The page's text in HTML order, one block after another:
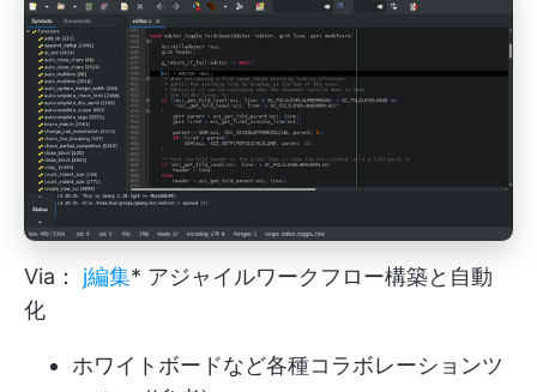
Via： j編集* アジャイルワークフロー構築と自動
化
ホワイトボードなど各種コラボレーションツ